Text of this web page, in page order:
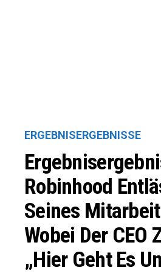
ERGEBNISERGEBNISSE
Robinhood
Seines
Wobei Der CEO
„hier Geht Es